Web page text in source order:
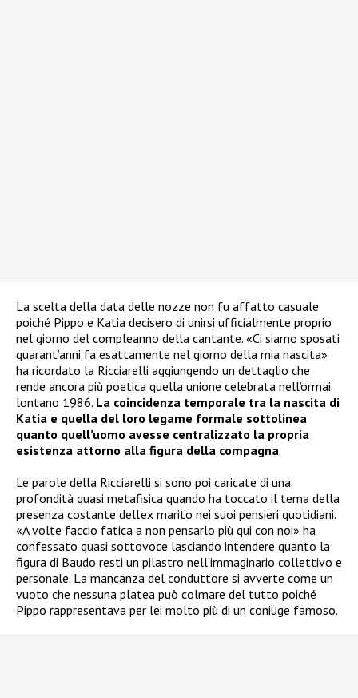
La scelta della data delle nozze non fu affatto casuale
poiché Pippo e Katia decisero di unirsi ufficialmente proprio
nel giorno del compleanno della cantante. «Ci siamo sposati
quarant’anni fa esattamente nel giorno della mia nascita»
ha ricordato la Ricciarelli aggiungendo un dettaglio che
rende ancora più poetica quella unione celebrata nell’ormai
lontano 1986. La coincidenza temporale tra la nascita di
Katia e quella del loro legame formale sottolinea
quanto quell’uomo avesse centralizzato la propria
esistenza attorno alla figura della compagna.
Le parole della Ricciarelli si sono poi caricate di una
profondità quasi metafisica quando ha toccato il tema della
presenza costante dell’ex marito nei suoi pensieri quotidiani.
«A volte faccio fatica a non pensarlo più qui con noi» ha
confessato quasi sottovoce lasciando intendere quanto la
figura di Baudo resti un pilastro nell’immaginario collettivo e
personale. La mancanza del conduttore si avverte come un
vuoto che nessuna platea può colmare del tutto poiché
Pippo rappresentava per lei molto più di un coniuge famoso.